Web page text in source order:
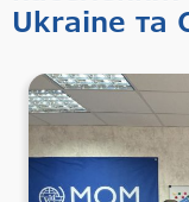
Ukraine та